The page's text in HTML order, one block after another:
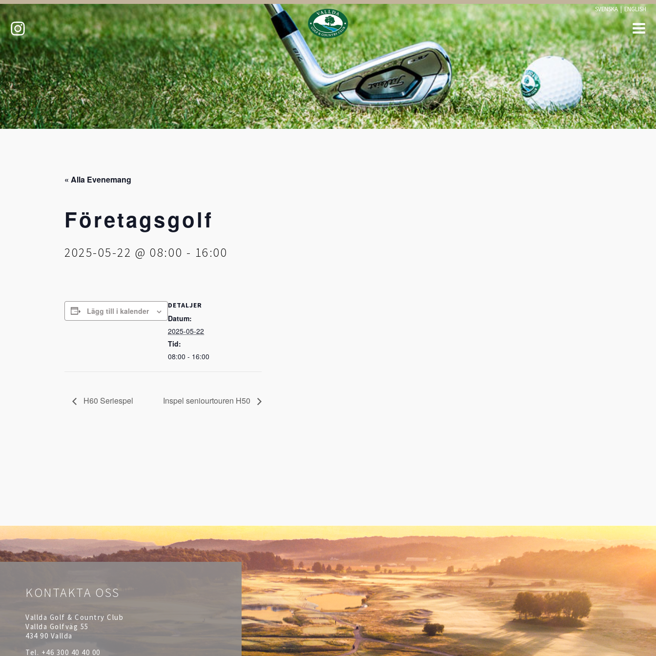
SVENSKA | ENGLISH
« Alla Evenemang
Företagsgolf
2025-05-22 @ 08:00 - 16:00
Lägg till i kalender
DETALJER
Datum:
2025-05-22
Tid:
08:00 - 16:00
H60 Seriespel Inspel seniourtouren H50
KONTAKTA OSS
Vallda Golf & Country Club
Vallda Golfväg 55
434 90 Vallda
Tel. +46 300 40 40 00